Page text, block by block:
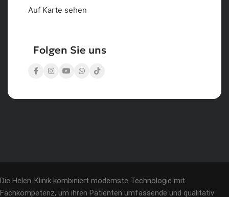
Auf Karte sehen
Folgen Sie uns
Die Helen-Klinik kombiniert modernste Technologie mit
Fachkompetenz, um ihren Patienten umfassende und qualitativ